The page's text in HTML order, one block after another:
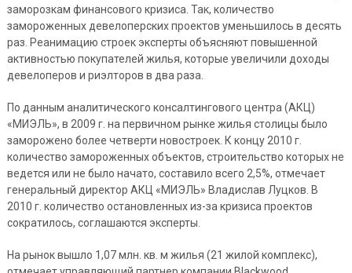
заморозкам финансового кризиса. Так, количество
замороженных девелоперских проектов уменьшилось в десять
раз. Реанимацию строек эксперты объясняют повышенной
активностью покупателей жилья, которые увеличили доходы
девелоперов и риэлторов в два раза.
По данным аналитического консалтингового центра (АКЦ)
«МИЭЛЬ», в 2009 г. на первичном рынке жилья столицы было
заморожено более четверти новостроек. К концу 2010 г.
количество замороженных объектов, строительство которых не
ведется или не было начато, составило всего 2,5%, отмечает
генеральный директор АКЦ «МИЭЛЬ» Владислав Луцков. В
2010 г. количество остановленных из-за кризиса проектов
сократилось, соглашаются эксперты.
На рынок вышло 1,07 млн. кв. м жилья (21 жилой комплекс),